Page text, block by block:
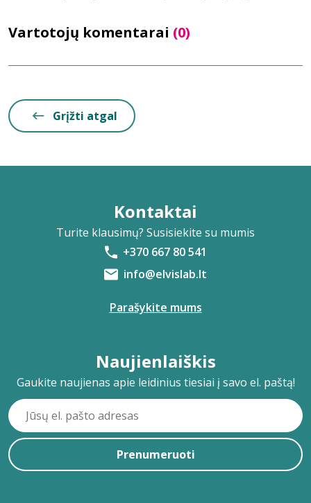
Vartotojų komentarai (0)
Grįžti atgal
Kontaktai
Turite klausimų? Susisiekite su mumis
+370 667 80 541
info@elvislab.lt
Parašykite mums
Naujienlaiškis
Gaukite naujienas apie leidinius tiesiai į savo el. paštą!
Prenumeruoti